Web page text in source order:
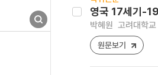
영국 17세기-
박혜원 고려대학
원문보기